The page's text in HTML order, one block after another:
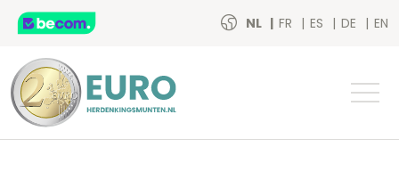
NL FR ES DE EN